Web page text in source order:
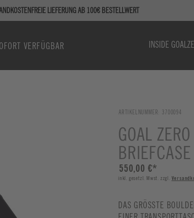
LIEFERUNG AB 100€ BESTELLWERT
VERFÜGBAR INSIDE
ARTIKELNUMMER: 3700094
GOAL
BRIEFCASE
550,00 €*
inkl. gesetzl. Mwst. zzgl.
DAS GRÖSSTE